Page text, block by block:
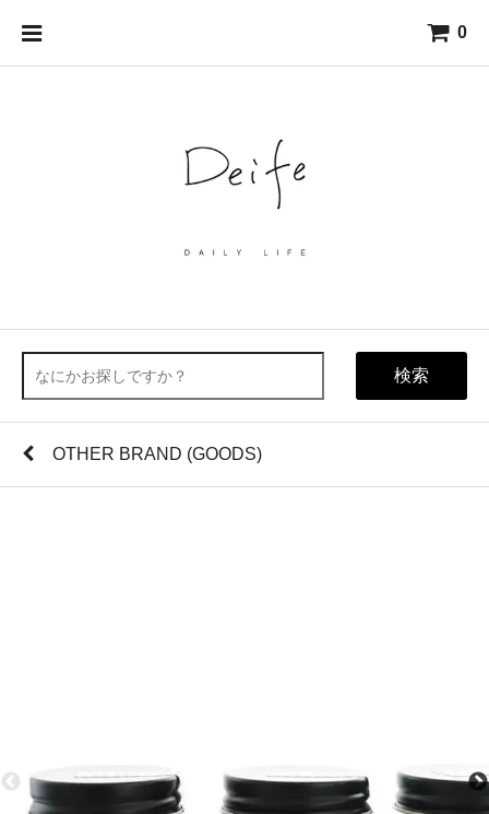
0
検索
OTHER BRAND (GOODS)